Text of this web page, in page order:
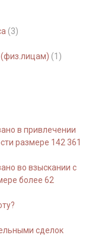
(3)
(физ.лицам) (1)
в привлечении
размере 142 361
во взыскании с
более 62
сделок